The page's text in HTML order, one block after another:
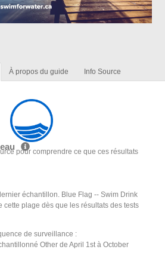
À propos du guide Info Source
pour comprendre ce que ces résultats
échantillon. Blue Flag -- Swim Drink
cette plage dès que les résultats des tests
de surveillance :
Other de April 1st à October